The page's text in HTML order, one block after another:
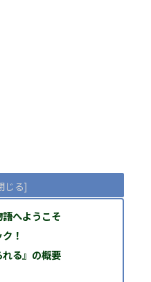
へようこそ
！
れる』の概要